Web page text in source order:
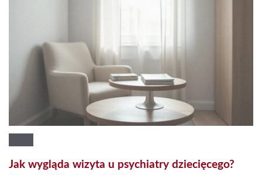
Jak wygląda wizyta u psychiatry dziecięcego?